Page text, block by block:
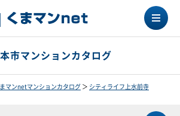
市マンションカタログ
マンnetマンションカタログ ＞ シティライフ上水前寺